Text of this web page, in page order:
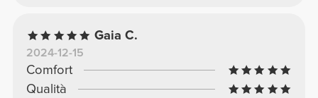
Gaia C.
2024-12-15
Comfort
Qualità